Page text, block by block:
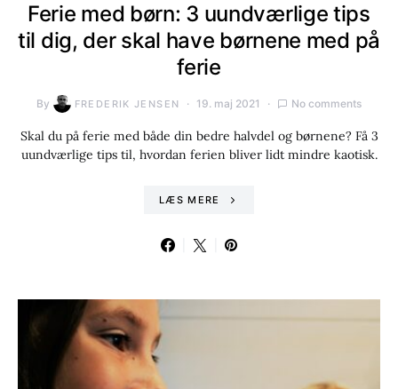
Ferie med børn: 3 uundværlige tips
til dig, der skal have børnene med på
ferie
By FREDERIK JENSEN 19. maj 2021 No comments
Skal du på ferie med både din bedre halvdel og børnene? Få 3
uundværlige tips til, hvordan ferien bliver lidt mindre kaotisk.
LÆS MERE